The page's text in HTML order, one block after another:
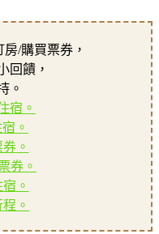
/購買票券，
回饋，
。
宿。
。
。
券。
。
。